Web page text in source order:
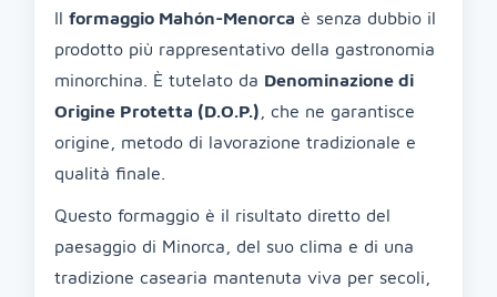
Il formaggio Mahón-Menorca è senza dubbio il
prodotto più rappresentativo della gastronomia
minorchina. È tutelato da Denominazione di
Origine Protetta (D.O.P.) , che ne garantisce
origine, metodo di lavorazione tradizionale e
qualità finale.
Questo formaggio è il risultato diretto del
paesaggio di Minorca, del suo clima e di una
tradizione casearia mantenuta viva per secoli,